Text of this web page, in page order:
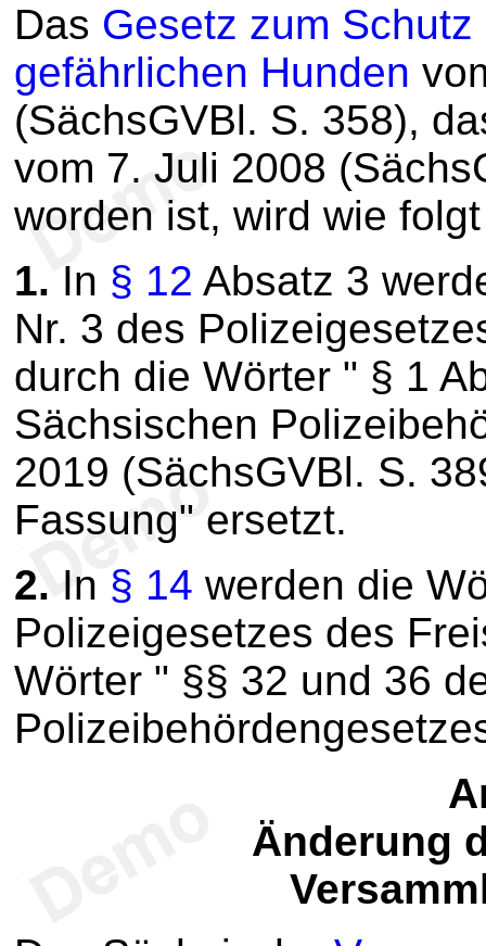
Das Gesetz zum
gefährlichen Hunden
(SächsGVBl. S. 358),
vom 7. Juli 2008
worden ist, wird wie
1. In § 12 Absatz 3
Nr. 3 des
durch die Wörter " § 1
Sächsischen
2019 (SächsGVBl. S.
Fassung" ersetzt.
2. In § 14 werden die
Polizeigesetzes des
Wörter " §§ 32 und 36
Änderung